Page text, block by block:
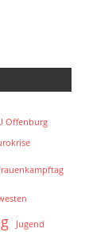
Offenburg
Jugend